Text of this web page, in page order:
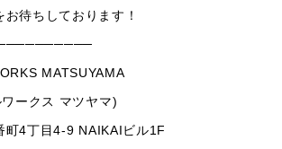
待ちしております！
MATSUYAMA
ークス マツヤマ)
町4丁目4-9 NAIKAIビル1F